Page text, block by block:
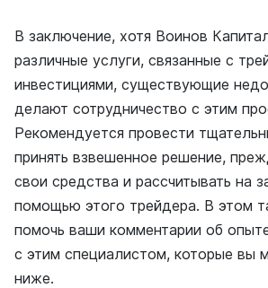
В заключение, хотя Воинов
различные услуги, связанные с
инвестициями, существующие
делают сотрудничество с этим
Рекомендуется провести
принять взвешенное решение,
свои средства и рассчитывать на
помощью этого трейдера. В этом
помочь ваши комментарии об
с этим специалистом, которые вы
ниже.